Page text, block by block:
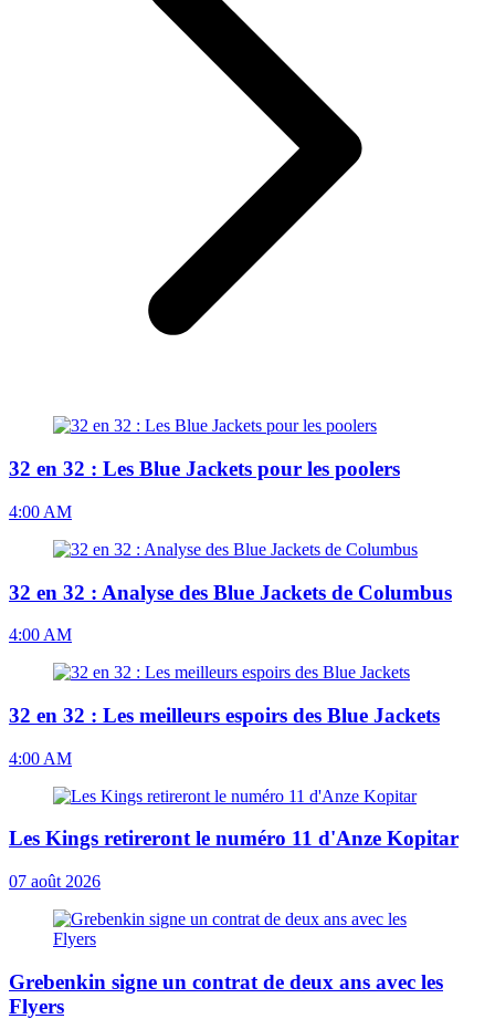
32 en 32 : Les Blue Jackets pour les poolers
4:00 AM
32 en 32 : Analyse des Blue Jackets de Columbus
4:00 AM
32 en 32 : Les meilleurs espoirs des Blue Jackets
4:00 AM
Les Kings retireront le numéro 11 d'Anze Kopitar
07 août 2026
Grebenkin signe un contrat de deux ans avec les
Flyers